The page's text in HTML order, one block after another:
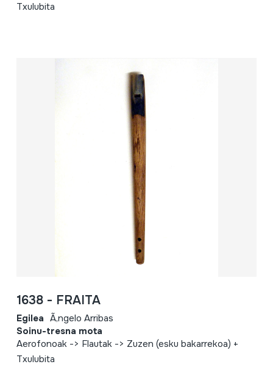
Txulubita
1638 - FRAITA
Egilea Ã‚ngelo Arribas
Soinu-tresna mota
Aerofonoak -> Flautak -> Zuzen (esku bakarrekoa) +
Txulubita